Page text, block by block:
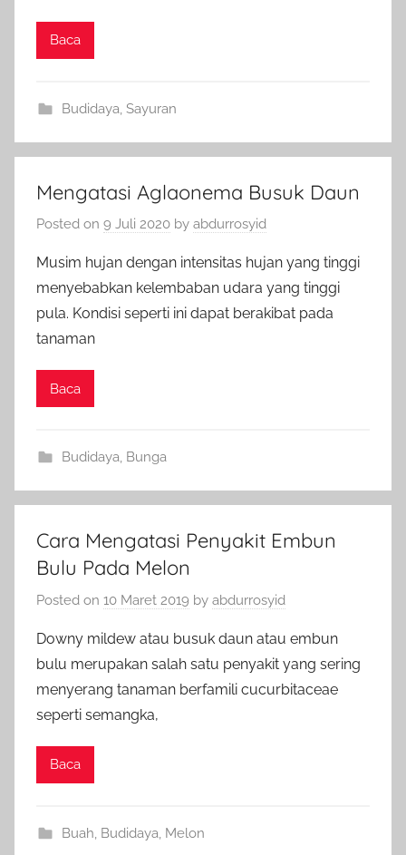
Baca
Budidaya Sayuran
Mengatasi Aglaonema Busuk Daun
Posted on 9 Juli 2020 by abdurrosyid
Musim hujan dengan intensitas hujan yang tinggi
menyebabkan kelembaban udara yang tinggi
pula. Kondisi seperti ini dapat berakibat pada
tanaman
Baca
Budidaya, Bunga
Cara Mengatasi Penyakit Embun
Bulu Pada Melon
Posted on 10 Maret 2019 by abdurrosyid
Downy mildew atau busuk daun atau embun
bulu merupakan salah satu penyakit yang sering
menyerang tanaman berfamili cucurbitaceae
seperti semangka,
Baca
Buah Budidaya Melon